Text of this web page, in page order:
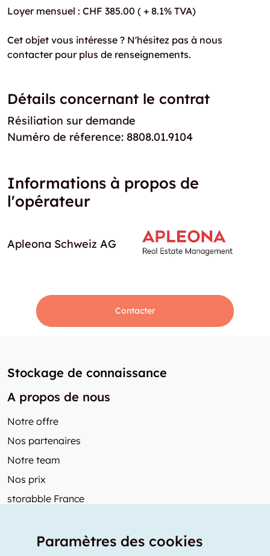
Loyer mensuel : CHF 385.00 ( + 8.1% TVA)
Cet objet vous intéresse ? N'hésitez pas à nous
contacter pour plus de renseignements.
Détails concernant le contrat
Résiliation sur demande
Numéro de réference: 8808.01.9104
Informations à propos de
l'opérateur
Apleona Schweiz AG
Contacter
Stockage de connaissance
A propos de nous
Notre offre
Nos partenaires
Notre team
Nos prix
storabble France
Paramètres des cookies